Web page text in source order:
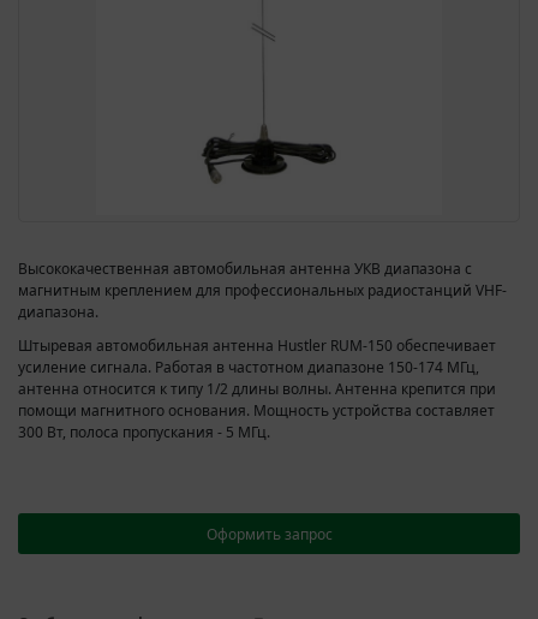
Высококачественная автомобильная антенна УКВ диапазона с
магнитным креплением для профессиональных радиостанций VHF-
диапазона.
Штыревая автомобильная антенна Hustler RUM-150 обеспечивает
усиление сигнала. Работая в частотном диапазоне 150-174 МГц,
антенна относится к типу 1/2 длины волны. Антенна крепится при
помощи магнитного основания. Мощность устройства составляет
300 Вт, полоса пропускания - 5 МГц.
Оформить запрос